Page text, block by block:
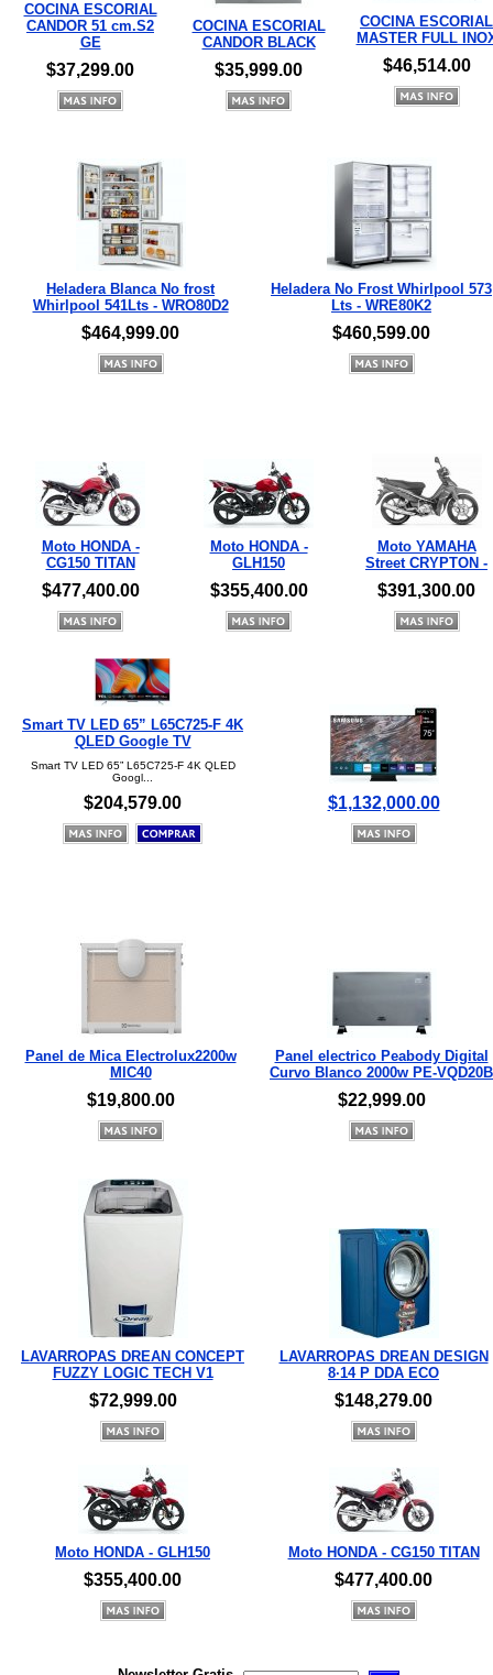
COCINA ESCORIAL
CANDOR 51 cm.S2
GE
$37,299.00
COCINA ESCORIAL
CANDOR BLACK
$35,999.00
COCINA ESCORIAL
MASTER FULL
$46,514.00
Heladera Blanca No frost
Whirlpool 541Lts - WRO80D2
$464,999.00
Heladera No Frost Whirlpool 573
Lts - WRE80K2
$460,599.00
Moto HONDA -
CG150 TITAN
$477,400.00
Moto HONDA -
GLH150
$355,400.00
Moto YAMAHA
Street CRYPTON -
$391,300.00
Smart TV LED 65” L65C725-F 4K
QLED Google TV
Smart TV LED 65” L65C725-F 4K QLED
Googl...
$204,579.00 $1,132,000.00
Panel de Mica Electrolux2200w
MIC40
$19,800.00
Panel electrico Peabody Digital
Curvo Blanco 2000w PE-VQD20B
$22,999.00
LAVARROPAS DREAN CONCEPT
FUZZY LOGIC TECH V1
$72,999.00
LAVARROPAS DREAN DESIGN
8·14 P DDA ECO
$148,279.00
Moto HONDA - GLH150
$355,400.00
Moto HONDA - CG150 TITAN
$477,400.00